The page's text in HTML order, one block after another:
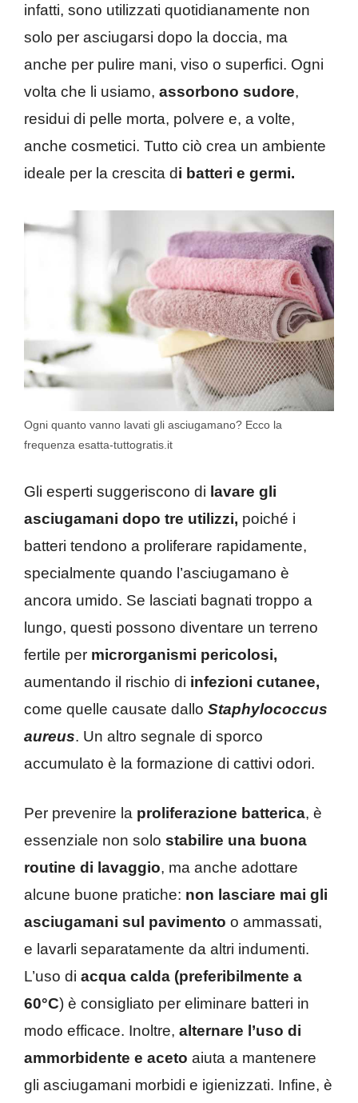
infatti, sono utilizzati quotidianamente non
solo per asciugarsi dopo la doccia, ma
anche per pulire mani, viso o superfici. Ogni
volta che li usiamo, assorbono sudore,
residui di pelle morta, polvere e, a volte,
anche cosmetici. Tutto ciò crea un ambiente
ideale per la crescita di batteri e germi.
Ogni quanto vanno lavati gli asciugamano? Ecco la
frequenza esatta-tuttogratis.it
Gli esperti suggeriscono di lavare gli
asciugamani dopo tre utilizzi, poiché i
batteri tendono a proliferare rapidamente,
specialmente quando l’asciugamano è
ancora umido. Se lasciati bagnati troppo a
lungo, questi possono diventare un terreno
fertile per microrganismi pericolosi,
aumentando il rischio di infezioni cutanee,
come quelle causate dallo Staphylococcus
aureus. Un altro segnale di sporco
accumulato è la formazione di cattivi odori.
Per prevenire la proliferazione batterica, è
essenziale non solo stabilire una buona
routine di lavaggio, ma anche adottare
alcune buone pratiche: non lasciare mai gli
asciugamani sul pavimento o ammassati,
e lavarli separatamente da altri indumenti.
L’uso di acqua calda (preferibilmente a
60°C) è consigliato per eliminare batteri in
modo efficace. Inoltre, alternare l’uso di
ammorbidente e aceto aiuta a mantenere
gli asciugamani morbidi e igienizzati. Infine, è